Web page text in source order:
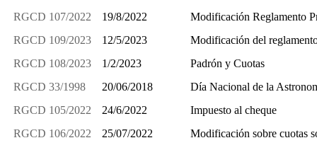
RGCD 107/2022
19/8/2022
Modificación Reglamento
RGCD 109/2023
12/5/2023
Modificación del
RGCD 108/2023
1/2/2023
Padrón y Cuotas
RGCD 33/1998
20/06/2018
Día Nacional de la
RGCD 105/2022
24/6/2022
Impuesto al cheque
RGCD 106/2022
25/07/2022
Modificación sobre cuotas